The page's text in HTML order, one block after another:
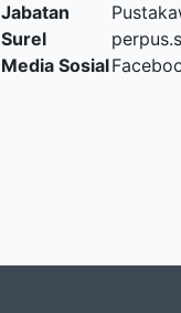
Jabatan
Surel
Media Sosial